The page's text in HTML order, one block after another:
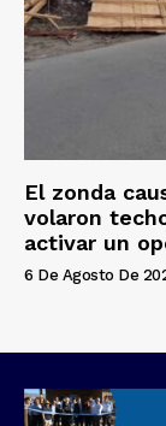
El zonda
volaron
activar un
6 De Agosto De